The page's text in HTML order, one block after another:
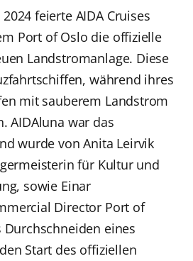
feierte AIDA Cruises
Port of Oslo die offizielle
Landstromanlage. Diese
während ihres
mit sauberem Landstrom
AIDAluna war das
wurde von Anita Leirvik
für Kultur und
sowie Einar
Director Port of
eines
Start des offiziellen